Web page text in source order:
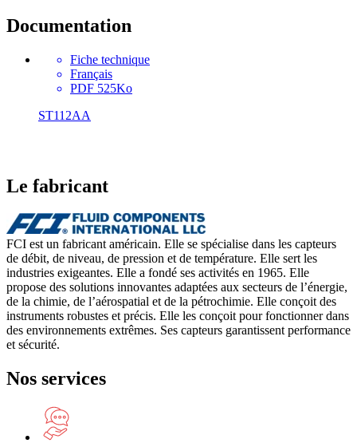
Documentation
Fiche technique
Français
PDF 525Ko
ST112AA
Le fabricant
FCI est un fabricant américain. Elle se spécialise dans les capteurs
de débit, de niveau, de pression et de température. Elle sert les
industries exigeantes. Elle a fondé ses activités en 1965. Elle
propose des solutions innovantes adaptées aux secteurs de l’énergie,
de la chimie, de l’aérospatial et de la pétrochimie. Elle conçoit des
instruments robustes et précis. Elle les conçoit pour fonctionner dans
des environnements extrêmes. Ses capteurs garantissent performance
et sécurité.
Nos services